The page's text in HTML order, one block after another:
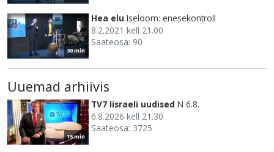
30 min
Hea elu Iseloom: enesekontroll
8.2.2021 kell 21.00
Saateosa: 90
Uuemad arhiivis
15 min
TV7 Iisraeli uudised N 6.8.
6.8.2026 kell 21.30
Saateosa: 3725